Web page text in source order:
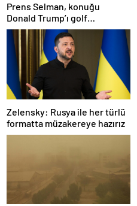
Prens Selman, konuğu
Donald Trump’ı golf
arabasıyla yemeğe götürdü
Zelensky: Rusya ile her türlü
formatta müzakereye hazırız